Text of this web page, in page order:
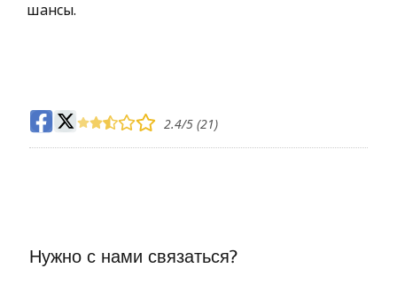
шансы.
2.4/5 (21)
Нужно с нами связаться?